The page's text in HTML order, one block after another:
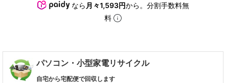
なら 月々1,593円から。分割手数料無
料
パソコン・小型家電リサイクル
自宅から宅配便で回収します